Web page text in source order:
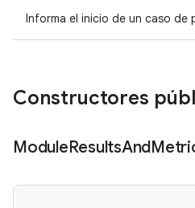
Informa el inicio de un caso de
Constructores
ModuleResultsAnd